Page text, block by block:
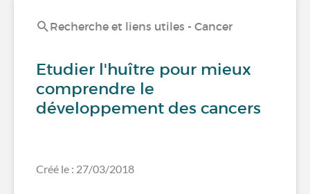
Recherche et liens utiles - Cancer
Etudier l'huître pour mieux
comprendre le
développement des cancers
Créé le : 27/03/2018